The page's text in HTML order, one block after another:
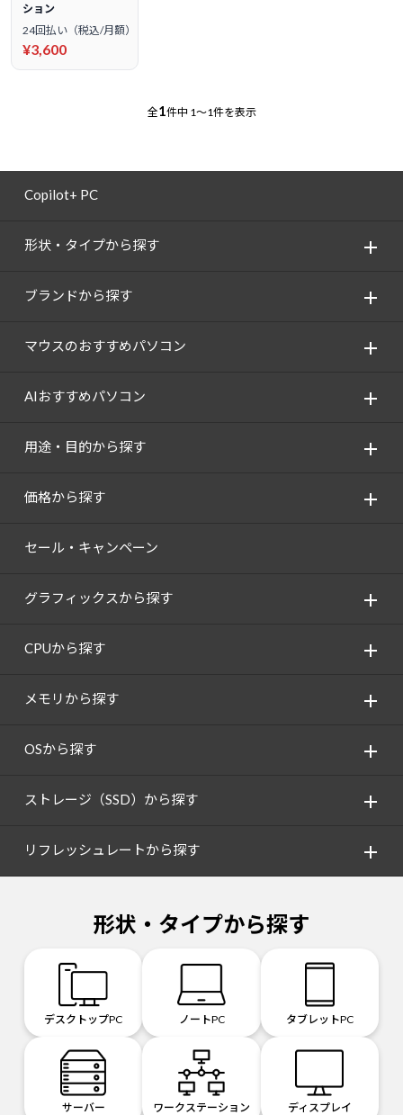
ション
24回払い（税込/月額）
¥3,600
全1件中 1～1件を表示
Copilot+ PC
形状・タイプから探す
ブランドから探す
マウスのおすすめパソコン
AIおすすめパソコン
用途・目的から探す
価格から探す
セール・キャンペーン
グラフィックスから探す
CPUから探す
メモリから探す
OSから探す
ストレージ（SSD）から探す
リフレッシュレートから探す
形状・タイプから探す
デスクトップPC ノートPC タブレットPC
サーバー ワークステーション ディスプレイ